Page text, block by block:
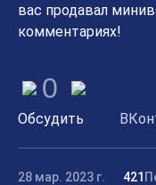
вас продавал
комментариях!
0
Обсудить
28 мар. 2023 г. 421